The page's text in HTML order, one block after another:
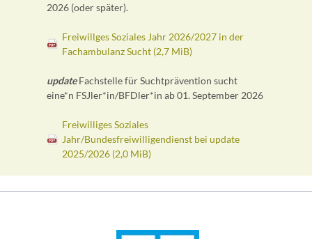
2026 (oder später).
Freiwillges Soziales Jahr 2026/2027 in der
Fachambulanz Sucht (2,7 MiB)
updateFachstelle für Suchtprävention sucht
eine*n FSJler*in/BFDler*in ab 01. September 2026
Freiwilliges Soziales
Jahr/Bundesfreiwilligendienst bei update
2025/2026 (2,0 MiB)